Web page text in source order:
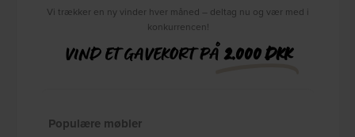
Vi trækker en ny vinder hver måned – deltag nu og vær med i
konkurrencen!
VIND ET GAVEKORT PÅ2.000 DKK
Populære møbler